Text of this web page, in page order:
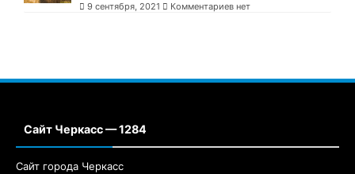
9 сентября, 2021 Комментариев нет
Сайт Черкасс — 1284
Сайт города Черкасс